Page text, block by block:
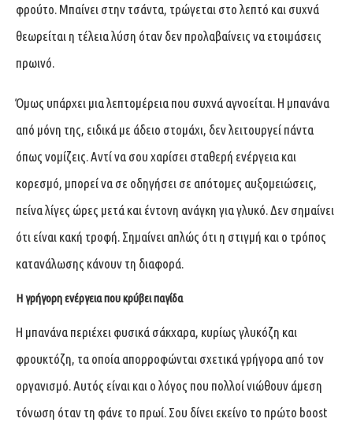
φρούτο. Μπαίνει στην τσάντα, τρώγεται στο λεπτό και συχνά
θεωρείται η τέλεια λύση όταν δεν προλαβαίνεις να ετοιμάσεις
πρωινό.
Όμως υπάρχει μια λεπτομέρεια που συχνά αγνοείται. Η μπανάνα
από μόνη της, ειδικά με άδειο στομάχι, δεν λειτουργεί πάντα
όπως νομίζεις. Αντί να σου χαρίσει σταθερή ενέργεια και
κορεσμό, μπορεί να σε οδηγήσει σε απότομες αυξομειώσεις,
πείνα λίγες ώρες μετά και έντονη ανάγκη για γλυκό. Δεν σημαίνει
ότι είναι κακή τροφή. Σημαίνει απλώς ότι η στιγμή και ο τρόπος
κατανάλωσης κάνουν τη διαφορά.
Η γρήγορη ενέργεια που κρύβει παγίδα
Η μπανάνα περιέχει φυσικά σάκχαρα, κυρίως γλυκόζη και
φρουκτόζη, τα οποία απορροφώνται σχετικά γρήγορα από τον
οργανισμό. Αυτός είναι και ο λόγος που πολλοί νιώθουν άμεση
τόνωση όταν τη φάνε το πρωί. Σου δίνει εκείνο το πρώτο boost